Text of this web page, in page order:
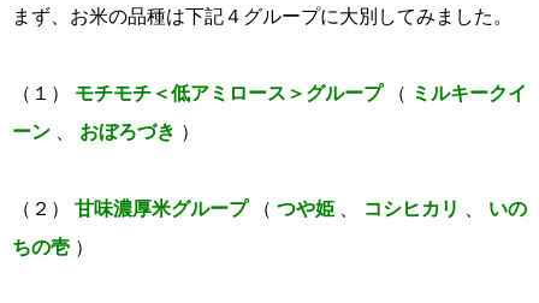
まず、お米の品種は下記４グループに大別してみました。
（１） モチモチ＜低アミロース＞グループ （ ミルキークイ
ーン
おぼろづき ）
（２） 甘味濃厚米グループ （ つや姫 コシヒカリ
いの
ちの壱 ）